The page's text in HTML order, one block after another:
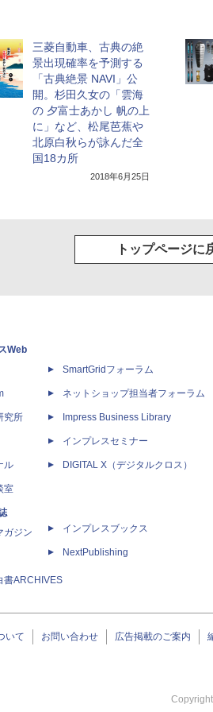
三菱自動車、古典の絶
景出現確率を予測する
「古典絶景 NAVI」公
開。杉田久女の「雲海
の 夕富士あかし 帆の上
に」など、松尾芭蕉や
北原白秋らが詠んだ全
国18カ所
2018年6月25日
トップページに
Web
究所
ル
室
ガジン
書ARCHIVES
SmartGridフォーラム
ネットショップ担当者フォーラム
Impress Business Library
インプレスセミナー
DIGITAL X（デジタルクロス）
インプレスブックス
NextPublishing
いて お問い合わせ 広告掲載のご案内